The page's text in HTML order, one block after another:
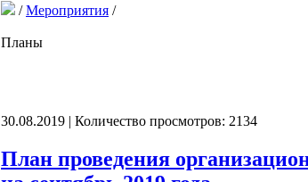
/Мероприятия /
Планы
30.08.2019 | Количество просмотров: 2134
План проведения